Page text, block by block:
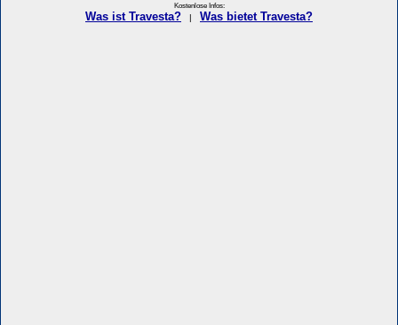
Kostenlose Infos:
Was ist Travesta? Was bietet Travesta?